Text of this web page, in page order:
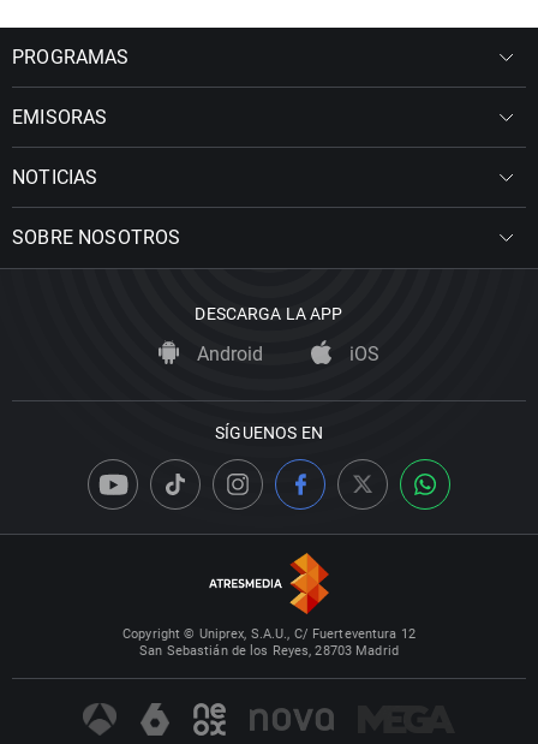
PROGRAMAS
EMISORAS
NOTICIAS
SOBRE NOSOTROS
DESCARGA LA APP
Android iOS
SÍGUENOS EN
Copyright © Uniprex, S.A.U., C/ Fuerteventura 12
San Sebastián de los Reyes, 28703 Madrid